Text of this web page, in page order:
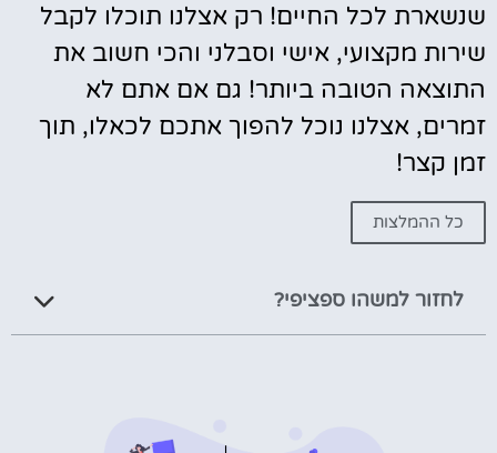
שנשארת לכל החיים! רק אצלנו תוכלו לקבל
שירות מקצועי, אישי וסבלני והכי חשוב את
התוצאה הטובה ביותר! גם אם אתם לא
זמרים, אצלנו נוכל להפוך אתכם לכאלו, תוך
זמן קצר!
כל ההמלצות
לחזור למשהו ספציפי?